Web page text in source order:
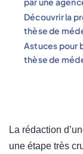
Découvrir la
thèse de
Astuces pour
thèse de
La rédaction
une étape très